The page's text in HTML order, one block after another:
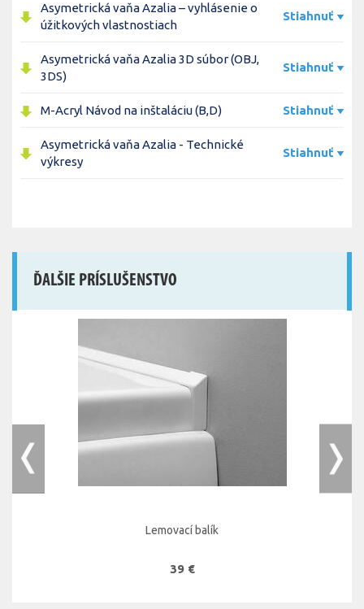
Asymetrická vaňa Azalia – vyhlásenie o
úžitkových vlastnostiach
Stiahnuť
Asymetrická vaňa Azalia 3D súbor (OBJ,
3DS)
Stiahnuť
M-Acryl Návod na inštaláciu (B,D) Stiahnuť
Asymetrická vaňa Azalia - Technické
výkresy
Stiahnuť
ĎALŠIE PRÍSLUŠENSTVO
Lemovací balík
39 €